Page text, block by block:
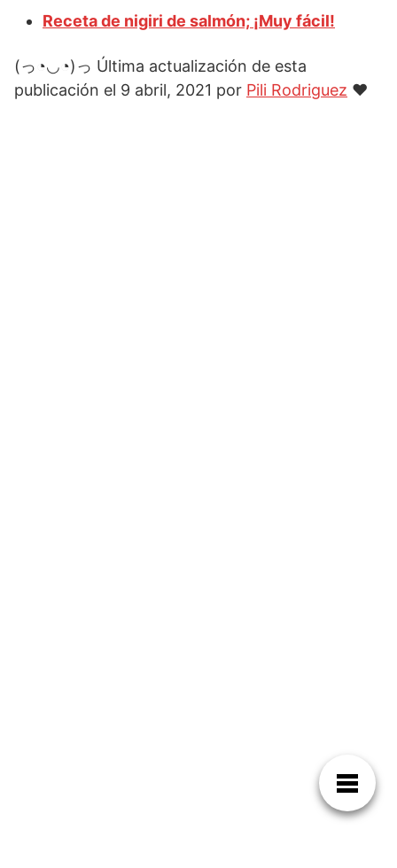
Receta de nigiri de salmón; ¡Muy fácil!
(っ◔◡◔)っ Última actualización de esta
publicación el 9 abril, 2021 por Pili Rodriguez ♥